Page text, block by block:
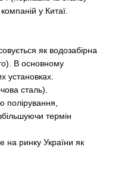
у Китаї.
як водозабірна
В основному
установках.
сталь).
полірування,
термін
на ринку України як